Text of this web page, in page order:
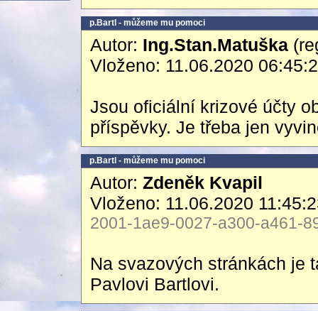
p.Bartl - můžeme mu pomoci
Autor: Ing.Stan.Matuška
Vloženo: 11.06.2020
Jsou oficiální krizové účty
příspěvky. Je třeba jen
p.Bartl - můžeme mu pomoci
Autor: Zdeněk Kvapil
Vloženo: 11.06.2020
2001-1ae9-0027-a300-a461-
Na svazových stránkách je
Pavlovi Bartlovi.